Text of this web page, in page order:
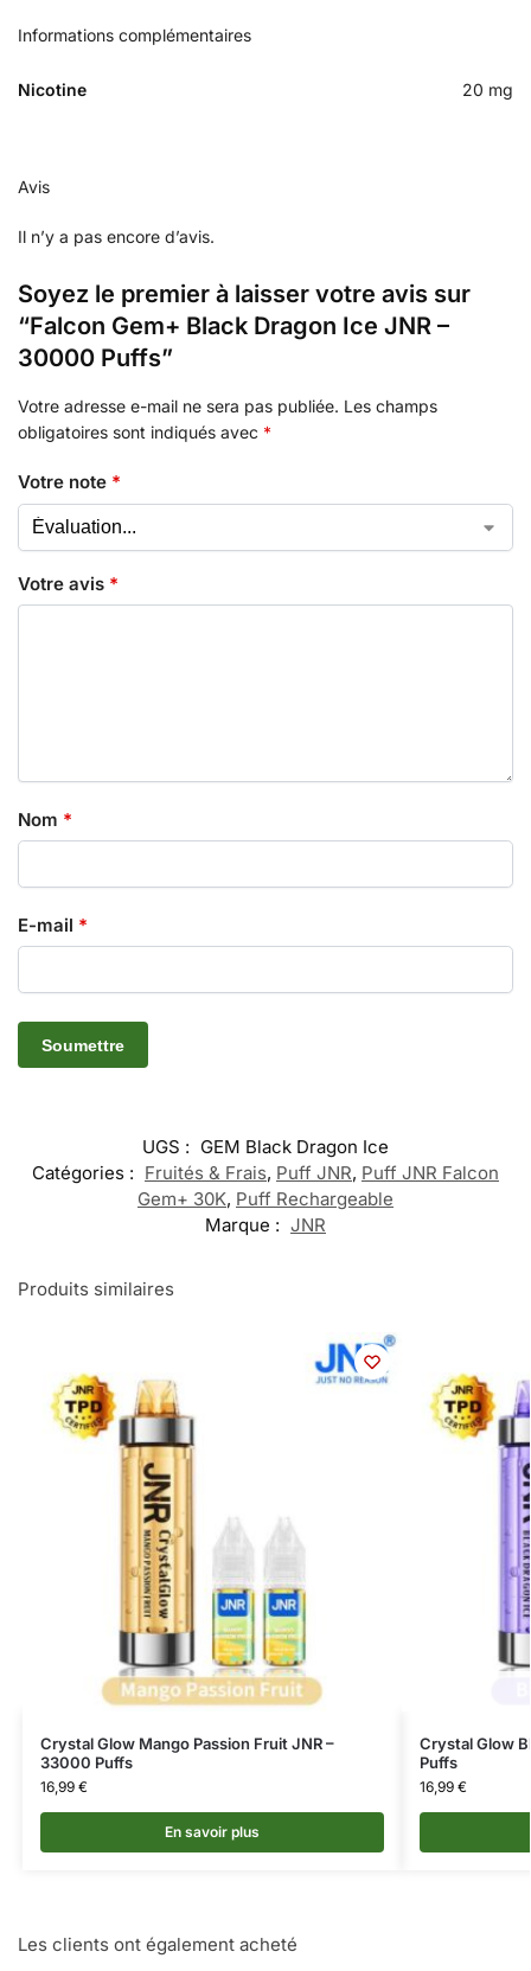
Informations complémentaires
Nicotine 20 mg
Avis
Il n’y a pas encore d’avis.
Soyez le premier à laisser votre avis sur
“Falcon Gem+ Black Dragon Ice JNR –
30000 Puffs”
Votre adresse e-mail ne sera pas publiée. Les champs
obligatoires sont indiqués avec *
Votre note *
Votre avis *
Nom *
E-mail *
UGS : GEM Black Dragon Ice
Catégories : Fruités & Frais, Puff JNR, Puff JNR Falcon
Gem+ 30K, Puff Rechargeable
Marque : JNR
Produits similaires
Crystal Glow Mango Passion Fruit JNR –
33000 Puffs
16,99 €
En savoir plus
Crystal Glow
Puffs
16,99 €
Les clients ont également acheté